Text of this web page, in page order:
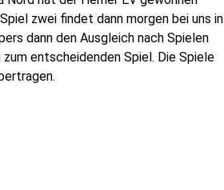
zwei findet dann morgen bei uns in
dann den Ausgleich nach Spielen
entscheidenden Spiel. Die Spiele